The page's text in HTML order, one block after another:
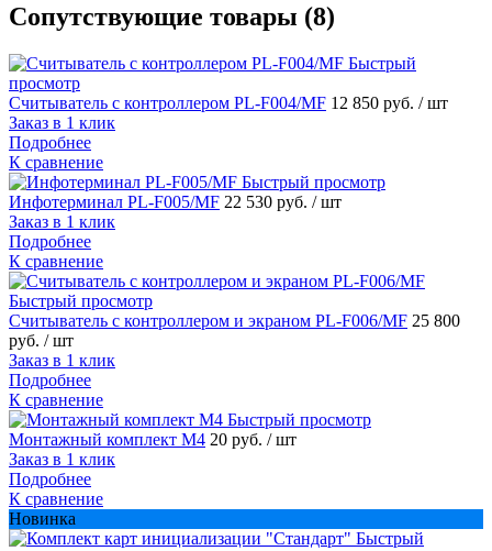
Сопутствующие товары (8)
Быстрый
просмотр
Считыватель с контроллером PL-F004/MF 12 850 руб. / шт
Заказ в 1 клик
Подробнее
К сравнение
Быстрый просмотр
Инфотерминал PL-F005/MF 22 530 руб. / шт
Заказ в 1 клик
Подробнее
К сравнение
Быстрый просмотр
Считыватель с контроллером и экраном PL-F006/MF 25 800
руб. / шт
Заказ в 1 клик
Подробнее
К сравнение
Быстрый просмотр
Монтажный комплект М4 20 руб. / шт
Заказ в 1 клик
Подробнее
К сравнение
Новинка
Быстрый